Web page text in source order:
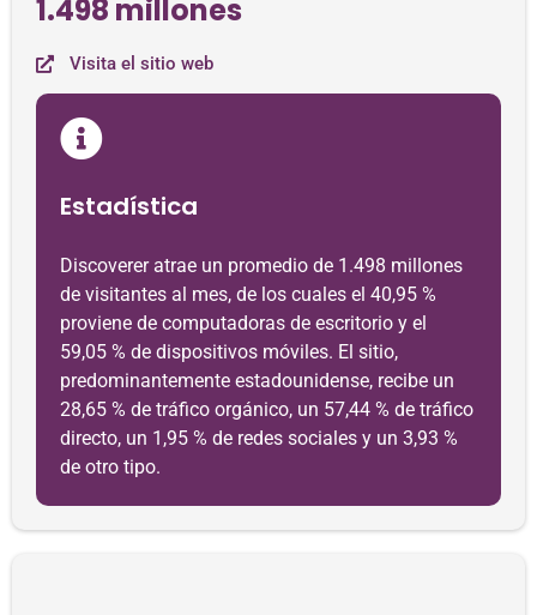
1.498 millones
Visita el sitio web
Estadística
Discoverer atrae un promedio de 1.498 millones
de visitantes al mes, de los cuales el 40,95 %
proviene de computadoras de escritorio y el
59,05 % de dispositivos móviles. El sitio,
predominantemente estadounidense, recibe un
28,65 % de tráfico orgánico, un 57,44 % de tráfico
directo, un 1,95 % de redes sociales y un 3,93 %
de otro tipo.